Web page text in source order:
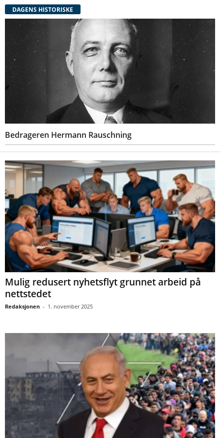
DAGENS HISTORISKE
Bedrageren Hermann Rauschning
Mulig redusert nyhetsflyt grunnet arbeid på
nettstedet
Redaksjonen - 1. november 2025